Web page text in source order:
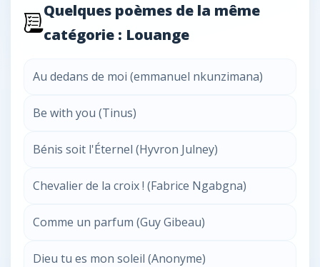
Quelques poèmes de la même
catégorie : Louange
Au dedans de moi (emmanuel nkunzimana)
Be with you (Tinus)
Bénis soit l'Éternel (Hyvron Julney)
Chevalier de la croix ! (Fabrice Ngabgna)
Comme un parfum (Guy Gibeau)
Dieu tu es mon soleil (Anonyme)